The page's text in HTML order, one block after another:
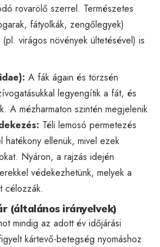
rovarölő szerrel. Természetes
fátyolkák, zengőlegyek)
virágos növények ültetésével) is
A fák ágain és törzsén
legyengítik a fát, és
A mézharmaton szintén megjelenik
Téli lemosó permetezés
hatékony ellenük, mivel ezek
Nyáron, a rajzás idején
védekezhetünk, melyek a
célozzák.
(általános irányelvek)
mindig az adott év időjárási
kártevő-betegség nyomáshoz